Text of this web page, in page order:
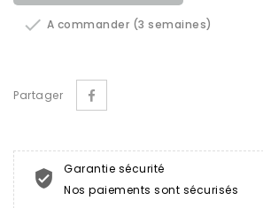
 A commander (3 semaines)
Partager
Garantie sécurité
Nos paiements sont sécurisés